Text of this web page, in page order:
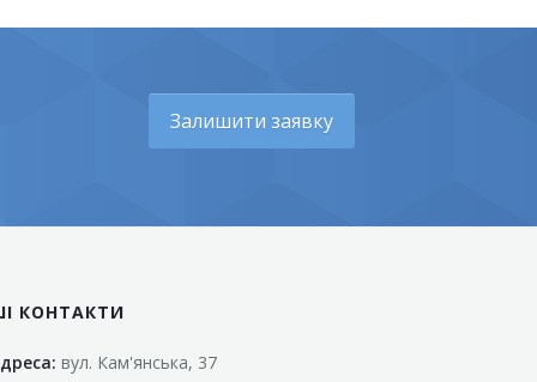
Залишити заявку
КОНТАКТИ
вул. Кам'янська, 37